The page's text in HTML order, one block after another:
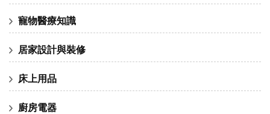
寵物醫療知識
居家設計與裝修
床上用品
廚房電器